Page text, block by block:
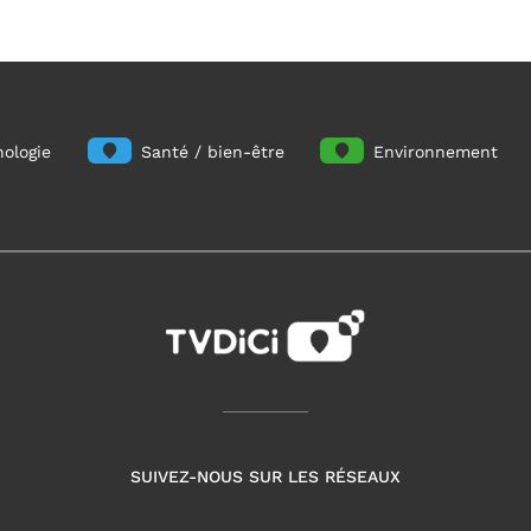
Santé / bien-être Environnement
SUIVEZ-NOUS SUR LES RÉSEAUX